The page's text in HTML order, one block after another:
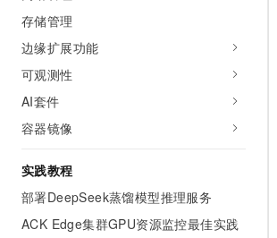
存储管理
边缘扩展功能
可观测性
AI套件
容器镜像
实践教程
部署DeepSeek蒸馏模型推理服务
ACK Edge集群GPU资源监控最佳实践
媒体服务
企业服务与云通信
域名与网站
终端用户计算
迁移与运维管理